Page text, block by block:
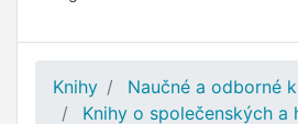
Knihy
Naučné a odborné
Knihy o společenských a